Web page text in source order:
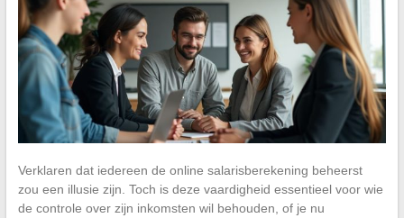
Verklaren dat iedereen de online salarisberekening beheerst
zou een illusie zijn. Toch is deze vaardigheid essentieel voor wie
de controle over zijn inkomsten wil behouden, of je nu